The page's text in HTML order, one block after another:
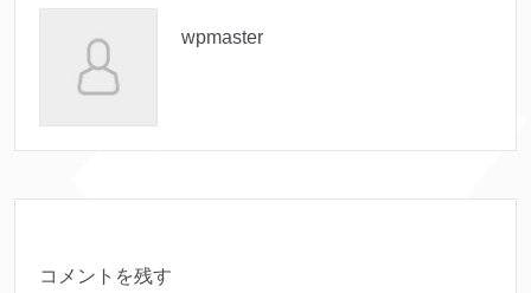
wpmaster
コメントを残す